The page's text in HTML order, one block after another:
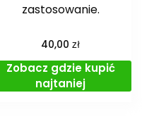
zastosowanie.
40,00zł
Zobacz gdzie kupić
najtaniej